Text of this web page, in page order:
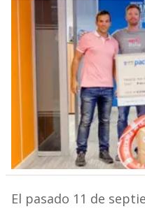
El pasado 11 de